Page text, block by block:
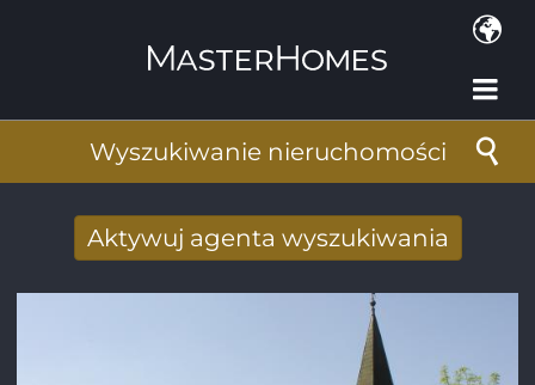
Wyszukiwanie nieruchomości
Aktywuj agenta wyszukiwania
drogą mailową